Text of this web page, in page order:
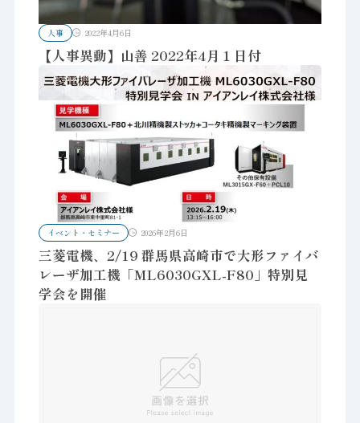
人事 2022年4月6日
【人事異動】山善 2022年4月１日付
イベント・セミナー 2026年2月6日
三菱電機、2/19 群馬県高崎市で大形ファイバ
レーザ加工機「ML6030GXL-F80」特別見
学会を開催